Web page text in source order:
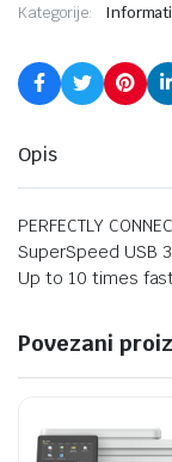
Kategorije:
Opis
PERFECTLY
SuperSpeed USB
Up to 10 times
Povezani